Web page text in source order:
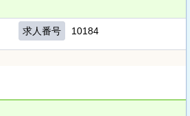
求人番号 10184